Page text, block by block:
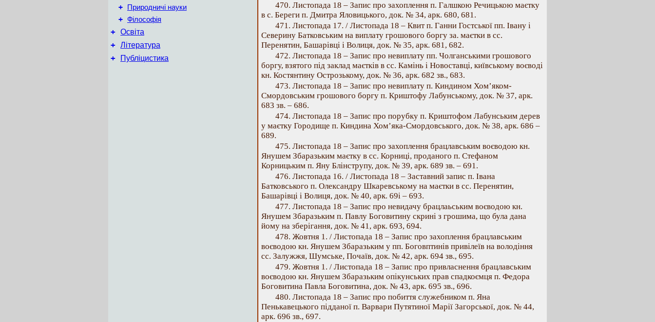
+ Природничі науки
+ Філософія
+ Освіта
+ Література
+ Публіцистика
470. Листопада 18 – Запис про захоплення п. Галшкою Речицькою маєтку
в с. Береги п. Дмитра Яловицького, док. № 34, арк. 680, 681.
471. Листопада 17. / Листопада 18 – Квит п. Ганни Гостської пп. Івану і
Северину Батковським на виплату грошового боргу за. маєтки в сс.
Перенятин, Башарівці і Волиця, док. № 35, арк. 681, 682.
472. Листопада 18 – Запис про невиплату пп. Чолганськими грошового
боргу, взятого під заклад маєтків в сс. Камінь і Новоставці, київському воєводі
кн. Костянтину Острозькому, док. № 36, арк. 682 зв., 683.
473. Листопада 18 – Запис про невиплату п. Киндином Хом’яком-
Смордовським грошового боргу п. Криштофу Лабунському, док. № 37, арк.
683 зв. – 686.
474. Листопада 18 – Запис про порубку п. Криштофом Лабунським дерев
у маєтку Городище п. Киндина Хом’яка-Смордовського, док. № 38, арк. 686 –
689.
475. Листопада 18 – Запис про захоплення брацлавським воєводою кн.
Янушем Збаразьким маєтку в сс. Корниці, проданого п. Стефаном
Корницьким п. Яну Блінструпу, док. № 39, арк. 689 зв. – 691.
476. Листопада 16. / Листопада 18 – Заставний запис п. Івана
Батковського п. Олександру Шкаревському на маєтки в сс. Перенятин,
Башарівці і Волиця, док. № 40, арк. 69і – 693.
477. Листопада 18 – Запис про невидачу брацлаьським воєводою кн.
Янушем Збаразьким п. Павлу Боговитину скрині з грошима, що була дана
йому на зберігання, док. № 41, арк. 693, 694.
478. Жовтня 1. / Листопада 18 – Запис про захоплення брацлавським
воєводою кн. Янушем Збаразьким у пп. Боговптинів привілеїв на володіння
сс. Залужжя, Шумське, Почаїв, док. № 42, арк. 694 зв., 695.
479. Жовтня 1. / Листопада 18 – Запис про привласнення брацлавським
воєводою кн. Янушем Збаразьким опікунських прав спадкоємця п. Федора
Боговитина Павла Боговитина, док. № 43, арк. 695 зв., 696.
480. Листопада 18 – Запис про побиття служебником п. Яна
Пенькавецького підданої п. Варвари Путятиної Марії Загорської, док. № 44,
арк. 696 зв., 697.